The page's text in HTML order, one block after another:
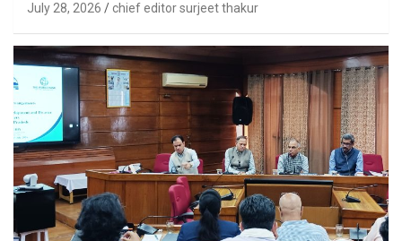
July 28, 2026 chief editor surjeet thakur